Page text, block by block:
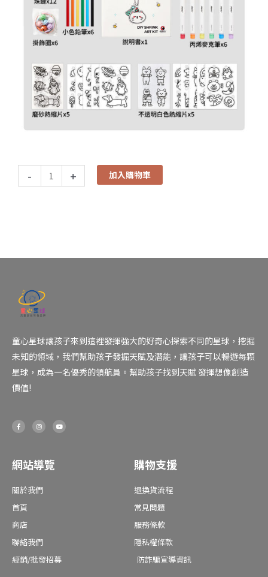
- + 加入購物車
童心星球讓孩子來到這裡發揮強大的好奇心探索不同的星球，挖掘
未知的領域，我們幫助孩子發掘天賦及潛能，讓孩子可以暢遊每顆
星球，成為一名優秀的領航員。幫助孩子找到天賦 發揮想像創造
價值!
F
a
c
k
-
I
n
s
a
m
Y
o
u
網站導覽
關於我們
首頁
商店
聯絡我們
經銷/批發招募
購物支援
退換貨流程
常見問題
服務條款
隱私權條款
防詐騙宣導資訊